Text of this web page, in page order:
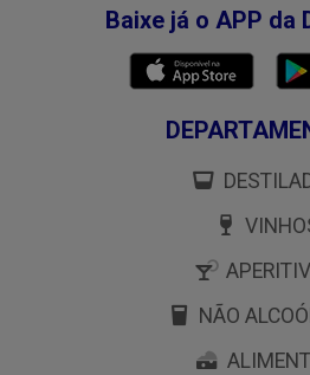
Baixe já o APP da
NÃO